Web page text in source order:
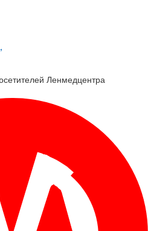
Ленмедцентра